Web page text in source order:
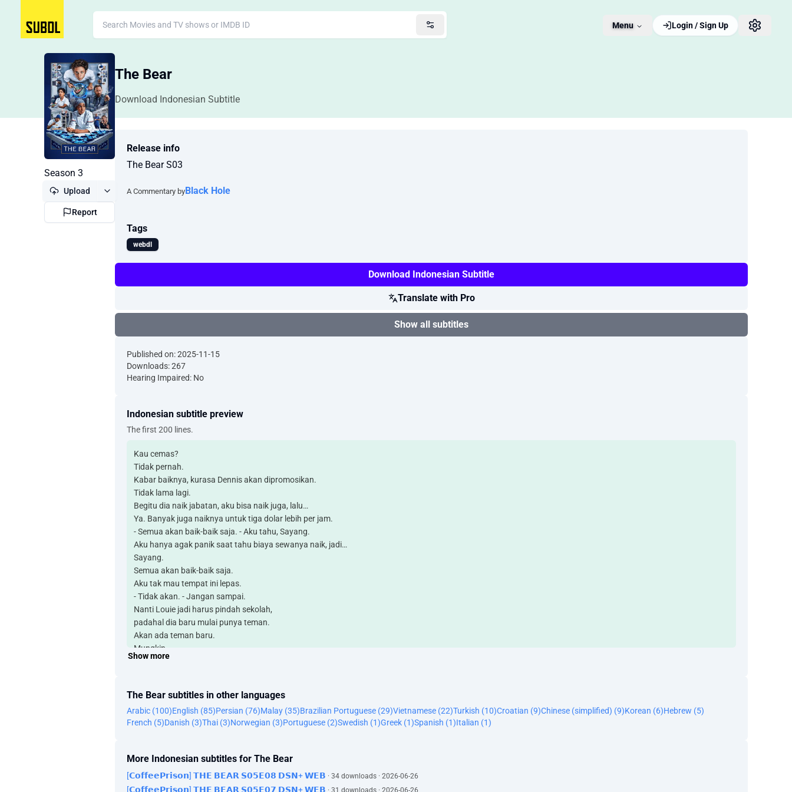
Menu Login / Sign Up
The Bear
Download Indonesian Subtitle
Season 3
Upload
Report
Release info
The Bear S03
A Commentary byBlack Hole
Tags
webdl
Download Indonesian Subtitle
Translate with Pro
Show all subtitles
Published on: 2025-11-15
Downloads: 267
Hearing Impaired: No
Indonesian subtitle preview
The first 200 lines.
Kau cemas?
Tidak pernah.
Kabar baiknya, kurasa Dennis akan dipromosikan.
Tidak lama lagi.
Begitu dia naik jabatan, aku bisa naik juga, lalu…
Ya. Banyak juga naiknya untuk tiga dolar lebih per jam.
- Semua akan baik-baik saja. - Aku tahu, Sayang.
Aku hanya agak panik saat tahu biaya sewanya naik, jadi…
Sayang.
Semua akan baik-baik saja.
Aku tak mau tempat ini lepas.
- Tidak akan. - Jangan sampai.
Nanti Louie jadi harus pindah sekolah,
padahal dia baru mulai punya teman.
Akan ada teman baru.
Mungkin.
Dia agak menyebalkan.
Memang tak bagus, 'kan?
Tidak, buruk.
Bantu aku.
KANTOR PERUSAHAAN PINTU MASUK KARYAWAN
Periode Pembayaran - Dwi Bulanan
Show more
The Bear subtitles in other languages
Arabic (100)English (85)Persian (76)Malay (35)Brazilian Portuguese (29)Vietnamese (22)Turkish (10)Croatian (9)Chinese (simplified) (9)Korean (6)Hebrew (5)
French (5)Danish (3)Thai (3)Norwegian (3)Portuguese (2)Swedish (1)Greek (1)Spanish (1)Italian (1)
More Indonesian subtitles for The Bear
[𝗖𝗼𝗳𝗳𝗲𝗲𝗣𝗿𝗶𝘀𝗼𝗻] 𝗧𝗛𝗘 𝗕𝗘𝗔𝗥 𝗦𝟬𝟱𝗘𝟬𝟴 𝗗𝗦𝗡+ 𝗪𝗘𝗕 · 34 downloads · 2026-06-26
[𝗖𝗼𝗳𝗳𝗲𝗲𝗣𝗿𝗶𝘀𝗼𝗻] 𝗧𝗛𝗘 𝗕𝗘𝗔𝗥 𝗦𝟬𝟱𝗘𝟬𝟳 𝗗𝗦𝗡+ 𝗪𝗘𝗕 · 31 downloads · 2026-06-26